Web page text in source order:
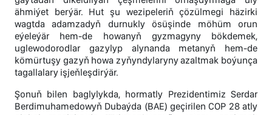
ähmiýet berýär. Hut şu wezipeleriň çözülmegi häzirki
wagtda adamzadyň durnukly ösüşinde möhüm orun
eýeleýär hem-de howanyň gyzmagyny bökdemek,
uglewodorodlar gazylyp alynanda metanyň hem-de
kömürtuşy gazyň howa zyňyndylaryny azaltmak boýunça
tagallalary işjeňleşdirýär.
Şonuň bilen baglylykda, hormatly Prezidentimiz Serdar
Berdimuhamedowyň Dubaýda (BAE) geçirilen COP 28 atly